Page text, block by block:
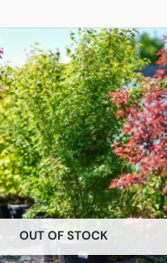
OUT OF STOCK